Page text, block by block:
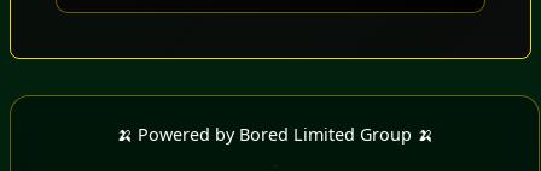
🍌 Powered by Bored Limited Group 🍌